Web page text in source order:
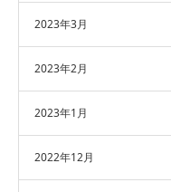
2023年3月
2023年2月
2023年1月
2022年12月